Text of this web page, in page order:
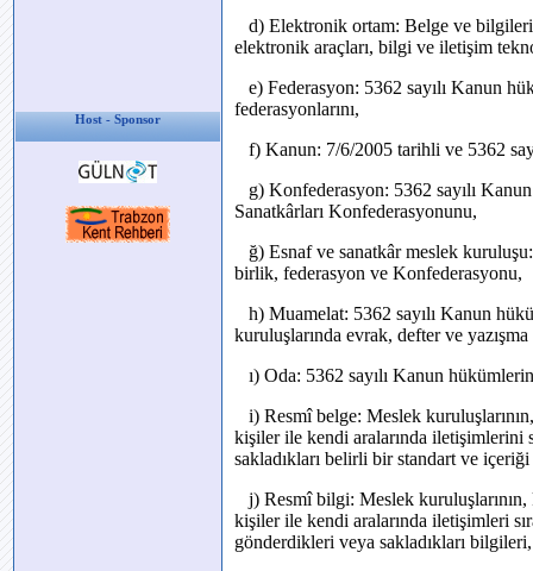
Host - Sponsor
d) Elektronik ortam: Belge ve
elektronik araçları, bilgi ve iletişim
e) Federasyon: 5362 sayılı Kanun
federasyonlarını,
f) Kanun: 7/6/2005 tarihli ve 5362
g) Konfederasyon: 5362 sayılı
Sanatkârları Konfederasyonunu,
ğ) Esnaf ve sanatkâr meslek
birlik, federasyon ve Konfederasyonu,
h) Muamelat: 5362 sayılı Kanun
kuruluşlarında evrak, defter ve
ı) Oda: 5362 sayılı Kanun
i) Resmî belge: Meslek
kişiler ile kendi aralarında iletişimlerini
sakladıkları belirli bir standart ve
j) Resmî bilgi: Meslek
kişiler ile kendi aralarında iletişimleri
gönderdikleri veya sakladıkları bilgileri,